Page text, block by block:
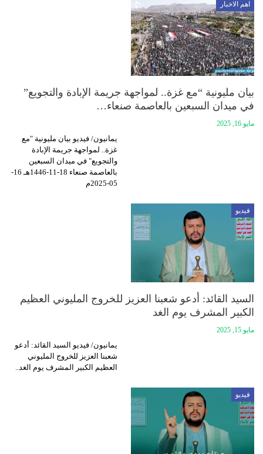
اهم الاخبار
بيان مليونية “مع غزة.. لمواجهة جريمة الإبادة والتجويع”
في ميدان السبعين بالعاصمة صنعاء…
مايو 16, 2025
يمانيون/ فيديو بيان مليونية "مع
غزة.. لمواجهة جريمة الإبادة
والتجويع" في ميدان السبعين
بالعاصمة صنعاء 18-11-1446هـ 16-
05-2025م
فيديو
السيد القائد: أدعو شعبنا العزيز للخروج المليوني العظيم
الكبير المشرف يوم الغد
مايو 15, 2025
يمانيون/ فيديو السيد القائد: أدعو
شعبنا العزيز للخروج المليوني
العظيم الكبير المشرف يوم الغد..
فيديو